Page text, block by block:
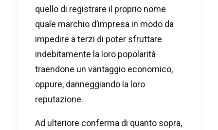
quello di registrare il proprio nome
quale marchio d’impresa in modo da
impedire a terzi di poter sfruttare
indebitamente la loro popolarità
traendone un vantaggio economico,
oppure, danneggiando la loro
reputazione.
Ad ulteriore conferma di quanto sopra,